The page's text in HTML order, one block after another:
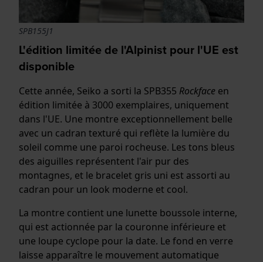
SPB155J1
L'édition limitée de l'Alpinist pour l'UE est
disponible
Cette année, Seiko a sorti la SPB355 Rockface en
édition limitée à 3000 exemplaires, uniquement
dans l'UE. Une montre exceptionnellement belle
avec un cadran texturé qui reflète la lumière du
soleil comme une paroi rocheuse. Les tons bleus
des aiguilles représentent l'air pur des
montagnes, et le bracelet gris uni est assorti au
cadran pour un look moderne et cool.
La montre contient une lunette boussole interne,
qui est actionnée par la couronne inférieure et
une loupe cyclope pour la date. Le fond en verre
laisse apparaître le mouvement automatique